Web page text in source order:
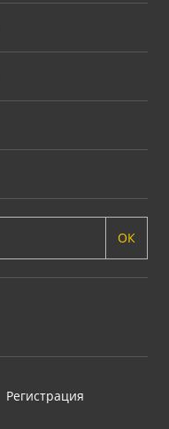
ОК
Регистрация